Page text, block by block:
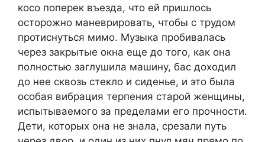
косо поперек въезда, что ей пришлось
осторожно маневрировать, чтобы с трудом
протиснуться мимо. Музыка пробивалась
через закрытые окна еще до того, как она
полностью заглушила машину, бас доходил
до нее сквозь стекло и сиденье, и это была
особая вибрация терпения старой женщины,
испытываемого за пределами его прочности.
Дети, которых она не знала, срезали путь